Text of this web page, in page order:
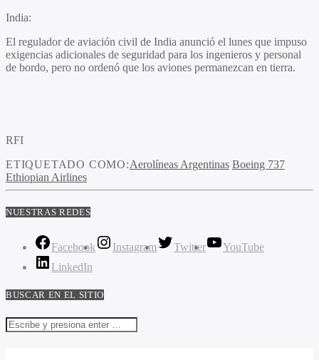
India:
El regulador de aviación civil de India anunció el lunes que impuso
exigencias adicionales de seguridad para los ingenieros y personal
de bordo, pero no ordenó que los aviones permanezcan en tierra.
RFI
ETIQUETADO COMO:Aerolíneas Argentinas Boeing 737
Ethiopian Airlines
NUESTRAS REDES
Facebook Instagram Twitter
YouTube
LinkedIn
BUSCAR EN EL SITIO